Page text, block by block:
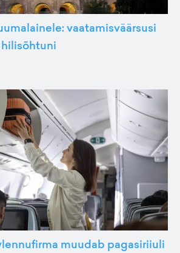
vaatamisväärsusi
muudab pagasiriiuli